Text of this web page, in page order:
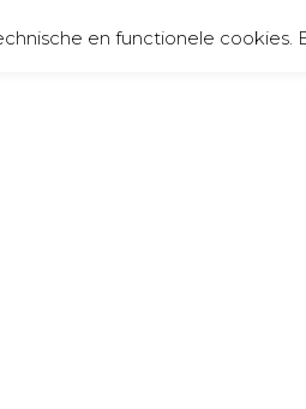
en functionele cookies.